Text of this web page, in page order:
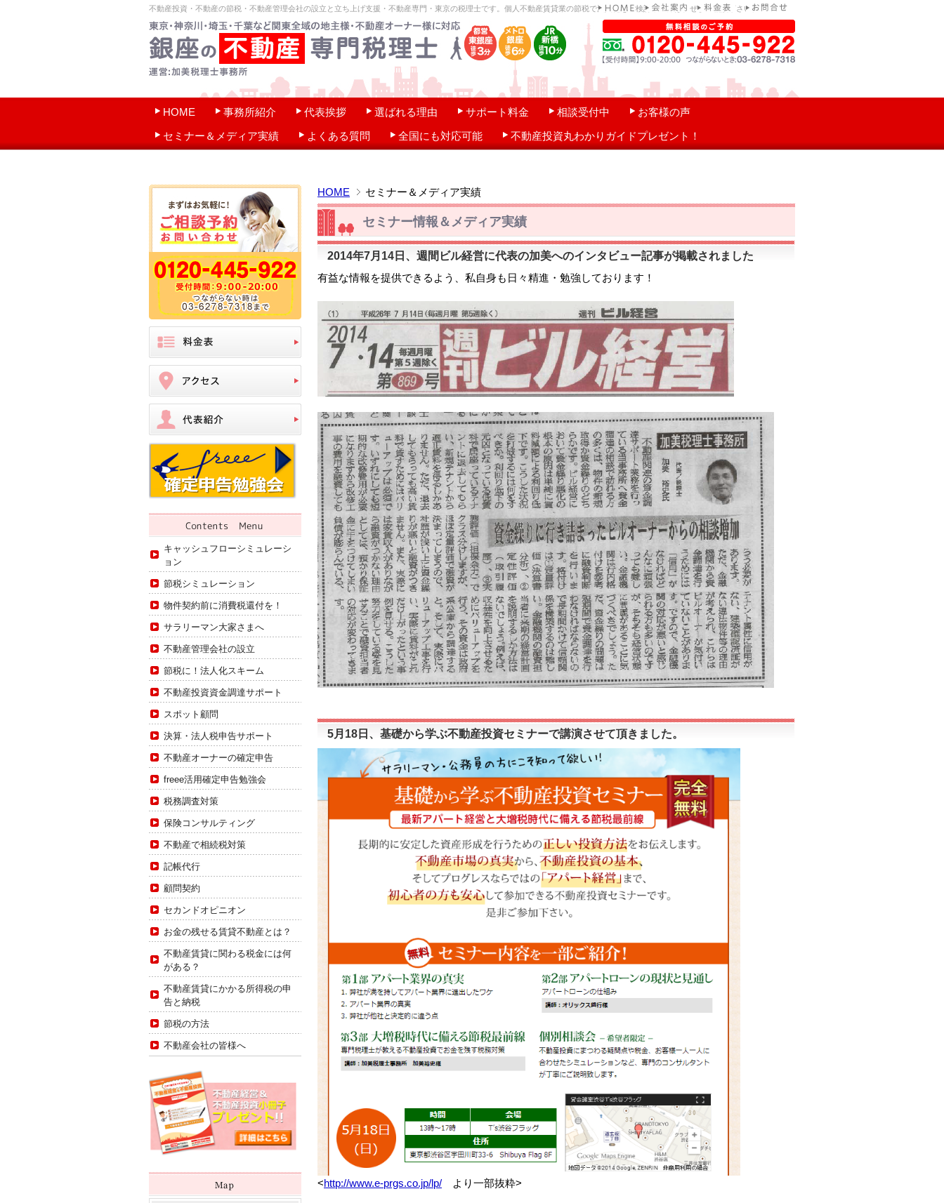
不動産投資・不動産の節税・不動産管理会社の設立と立ち上げ支援・不動産専門・東京の税理士です。個人不動産賃貸業の節税で法人化をご検討中の方は、ぜひご相談下さい。
HOME 事務所紹介 代表挨拶 選ばれる理由 サポート料金 相談受付中
お客様の声
セミナー＆メディア実績
よくある質問 全国にも対応可能 不動産投資丸わかりガイドプレゼント！
HOME セミナー＆メディア実績
セミナー情報＆メディア実績
2014年7月14日、週間ビル経営に代表の加美へのインタビュー記事が掲載されました
有益な情報を提供できるよう、私自身も日々精進・勉強しております！
5月18日、基礎から学ぶ不動産投資セミナーで講演させて頂きました。
<http://www.e-prgs.co.jp/lp/ より一部抜粋>
キャッシュフローシミュレーシ
ョン
節税シミュレーション
物件契約前に消費税還付を！
サラリーマン大家さまへ
不動産管理会社の設立
節税に！法人化スキーム
不動産投資資金調達サポート
スポット顧問
決算・法人税申告サポート
不動産オーナーの確定申告
freee活用確定申告勉強会
税務調査対策
保険コンサルティング
不動産で相続税対策
記帳代行
顧問契約
セカンドオピニオン
お金の残せる賃貸不動産とは？
不動産賃貸に関わる税金には何
がある？
不動産賃貸にかかる所得税の申
告と納税
節税の方法
不動産会社の皆様へ